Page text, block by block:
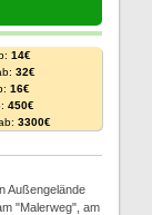
14€
32€
16€
450€
3300€
Außengelände
"Malerweg", am